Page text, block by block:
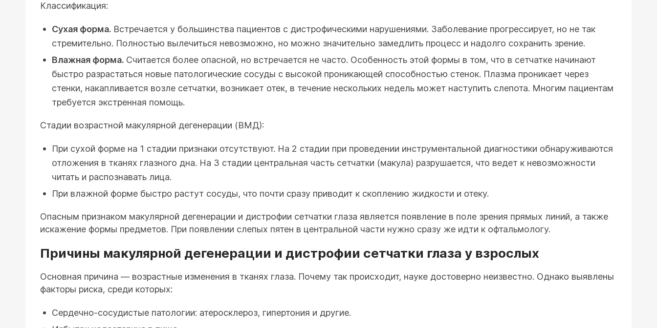
Классификация:
Сухая форма. Встречается у большинства пациентов с дистрофическими нарушениями. Заболевание прогрессирует, но не так
стремительно. Полностью вылечиться невозможно, но можно значительно замедлить процесс и надолго сохранить зрение.
Влажная форма. Считается более опасной, но встречается не часто. Особенность этой формы в том, что в сетчатке начинают
быстро разрастаться новые патологические сосуды с высокой проникающей способностью стенок. Плазма проникает через
стенки, накапливается возле сетчатки, возникает отек, в течение нескольких недель может наступить слепота. Многим пациентам
требуется экстренная помощь.
Стадии возрастной макулярной дегенерации (ВМД):
При сухой форме на 1 стадии признаки отсутствуют. На 2 стадии при проведении инструментальной диагностики обнаруживаются
отложения в тканях глазного дна. На 3 стадии центральная часть сетчатки (макула) разрушается, что ведет к невозможности
читать и распознавать лица.
При влажной форме быстро растут сосуды, что почти сразу приводит к скоплению жидкости и отеку.
Опасным признаком макулярной дегенерации и дистрофии сетчатки глаза является появление в поле зрения прямых линий, а также
искажение формы предметов. При появлении слепых пятен в центральной части нужно сразу же идти к офтальмологу.
Причины макулярной дегенерации и дистрофии сетчатки глаза у взрослых
Основная причина — возрастные изменения в тканях глаза. Почему так происходит, науке достоверно неизвестно. Однако выявлены
факторы риска, среди которых:
Сердечно-сосудистые патологии: атеросклероз, гипертония и другие.